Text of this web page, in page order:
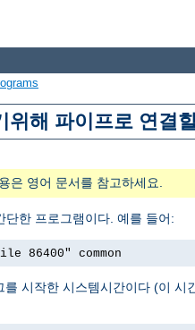
해 파이프로 연결
은 영어 문서를 참고하세요.
한 프로그램이다. 예를 들어:
86400" common
시작한 시스템시간이다 (이